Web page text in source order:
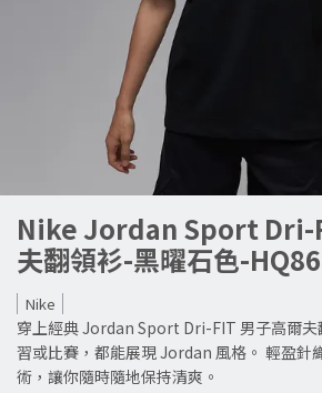
Nike Jordan Sport Dri-
夫翻領衫-黑曜石色-
Nike
穿上經典 Jordan Sport Dri-FIT 男子高爾夫
習或比賽，都能展現 Jordan 風格。 輕盈針
術，讓你隨時隨地保持清爽。